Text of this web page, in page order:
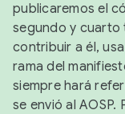
publicaremos el
segundo y cuarto
contribuir a él, usa
rama del
siempre hará
se envió al